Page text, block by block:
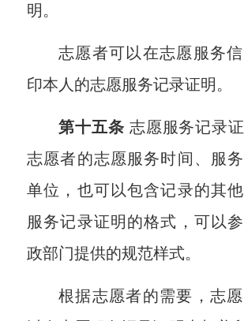
明。
志愿者可以在志愿服务
印本人的志愿服务记录证明。
第十五条 志愿服务记录
志愿者的志愿服务时间、服
单位，也可以包含记录的其
服务记录证明的格式，可以
政部门提供的规范样式。
根据志愿者的需要，志